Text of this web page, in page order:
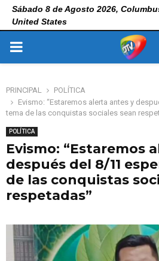
Sábado 8 de Agosto 2026,
United States
PRIMARY
PRINCIPAL
POLÍTICA
Evismo: “Estaremos alerta antes y
tema de las conquistas sociales sean
POLÍTICA
Evismo: “Estaremos
después del 8/11
de las conquistas
respetadas”